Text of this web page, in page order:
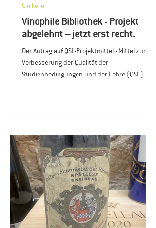
Vinophile Bibliothek - Projekt
abgelehnt – jetzt erst recht.
Der Antrag auf QSL-Projektmittel - Mittel zur
Verbesserung der Qualität der
Studienbedingungen und der Lehre (QSL) -
klar erkennbares studentisches Projekt. Dabei
war genau das die Idee: Ein Ort, an dem
Studierende mit echten Weinen arbeiten,
sensorisch geschult werde
Unikeller